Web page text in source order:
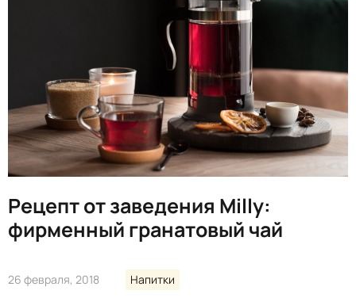
Рецепт от заведения Milly:
фирменный гранатовый чай
26 февраля, 2018 Напитки